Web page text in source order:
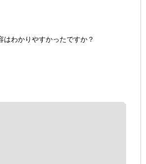
はわかりやすかったですか？